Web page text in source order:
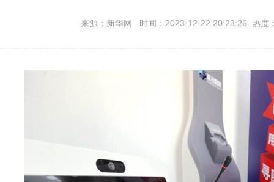
来源：新华网 时间：2023-12-22 20:23:26 热度